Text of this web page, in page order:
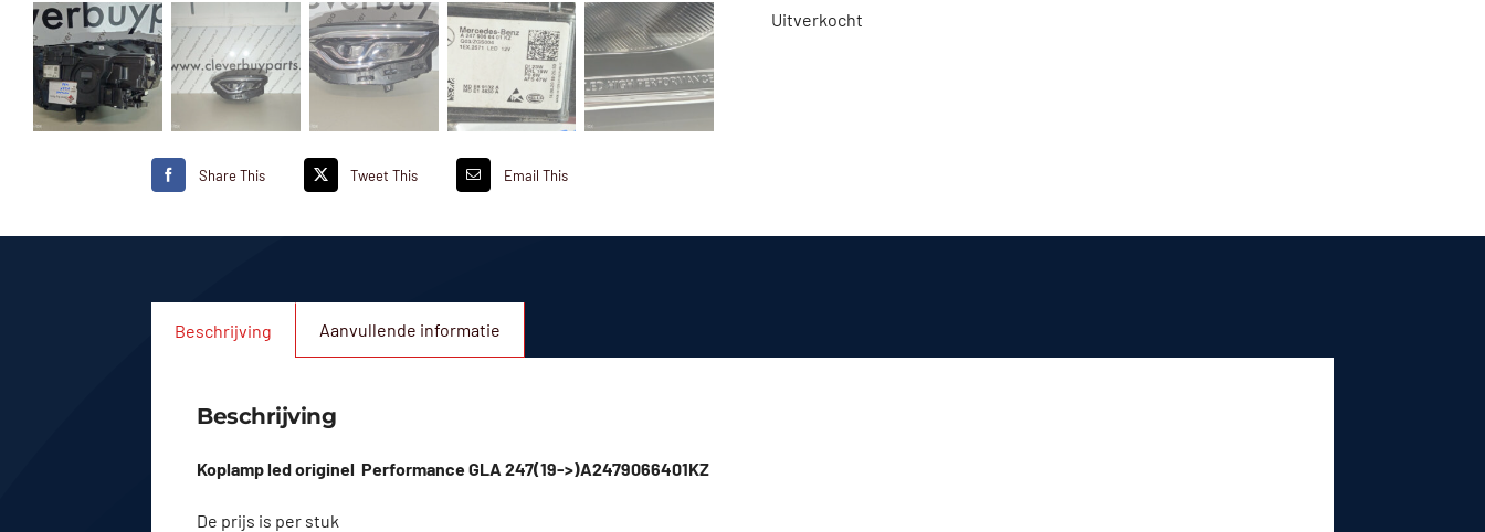
Share This Tweet This Email This
Uitverkocht
Beschrijving Aanvullende informatie
Beschrijving
Koplamp led originel Performance GLA 247(19->)A2479066401KZ
De prijs is per stuk